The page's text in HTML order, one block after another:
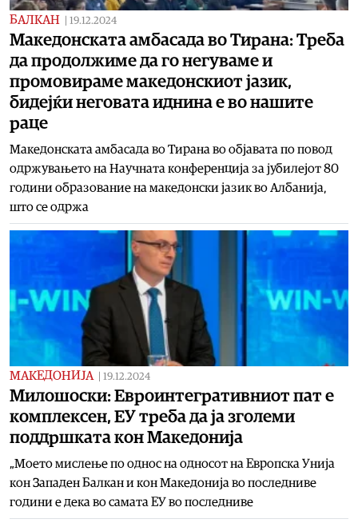
БАЛКАН 19.12.2024
Македонската амбасада во Тирана: Треба
да продолжиме да го негуваме и
промовираме македонскиот јазик,
бидејќи неговата иднина е во нашите
раце
Македонската амбасада во Тирана во објавата по повод
одржувањето на Научната конференција за јубилејот 80
години образование на македонски јазик во Албанија,
што се одржа
МАКЕДОНИЈА 19.12.2024
Милошоски: Евроинтегративниот пат е
комплексен, ЕУ треба да ја зголеми
поддршката кон Македонија
„Моето мислење по однос на односот на Европска Унија
кон Западен Балкан и кон Македонија во последниве
години е дека во самата ЕУ во последниве